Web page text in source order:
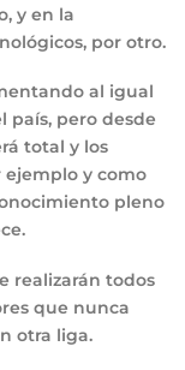
y en la
por otro.
al igual
país, pero desde
total y los
y como
pleno
realizarán todos
que nunca
otra liga.